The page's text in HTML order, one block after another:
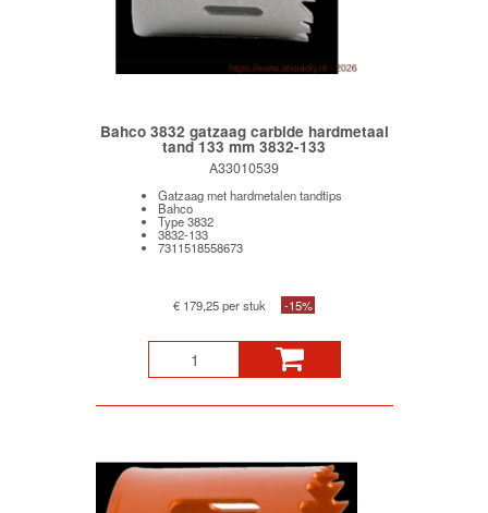
Bahco 3832 gatzaag carbide hardmetaal
tand 133 mm 3832-133
A33010539
Gatzaag met hardmetalen tandtips
Bahco
Type 3832
3832-133
7311518558673
€ 179,25 per stuk -15%